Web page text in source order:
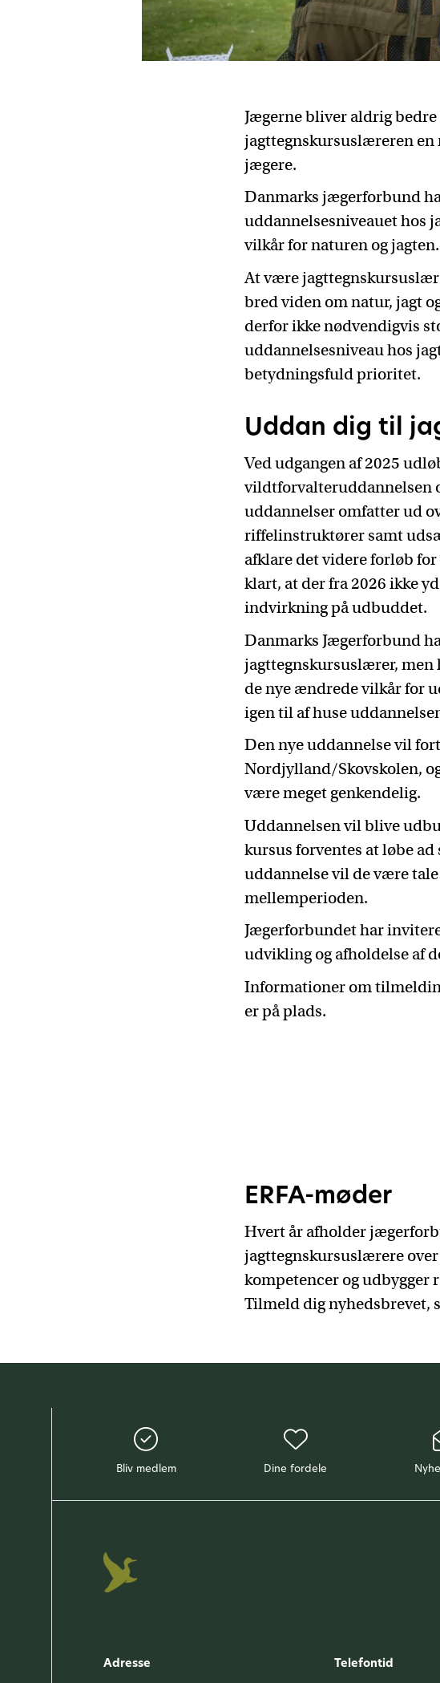
Jægerne bliver aldrig bedre
jagttegnskursuslæreren en
jægere.
Danmarks jægerforbund
uddannelsesniveauet hos
vilkår for naturen og jagten.
At være
bred viden om natur, jagt
derfor ikke nødvendigvis
uddannelsesniveau hos
betydningsfuld prioritet.
Uddan dig til
Ved udgangen af 2025
vildtforvalteruddannelsen
uddannelser omfatter ud
riffelinstruktører samt
afklare det videre forløb
klart, at der fra 2026 ikke
indvirkning på udbuddet.
Danmarks Jægerforbund
jagttegnskursuslærer,
de nye ændrede vilkår for
igen til af huse
Den nye uddannelse vil
Nordjylland/Skovskolen,
være meget genkendelig.
Uddannelsen vil blive
kursus forventes at løbe
uddannelse vil de være
mellemperioden.
Jægerforbundet har
udvikling og afholdelse af
Informationer om
er på plads.
ERFA-møder
Hvert år afholder
jagttegnskursuslærere
kompetencer og
Tilmeld dig nyhedsbrevet,
Bliv medlem Dine fordele
Adresse Telefontid